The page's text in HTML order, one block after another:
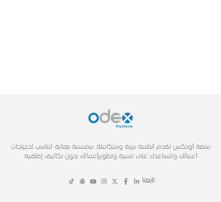
منصة أودكس تقدم أنظمة مرنة ومتكاملة, مصممة بعناية لتناسب احتياجات
أعمالك ولتساعدك على تنمية وتطويرأعمالك بدون تكاليف إضافية
تابعنا